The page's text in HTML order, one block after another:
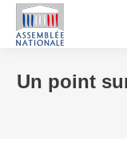
Un point